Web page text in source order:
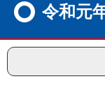
令和元